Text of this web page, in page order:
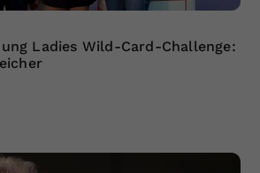
Ladies Wild-Card-Challenge: